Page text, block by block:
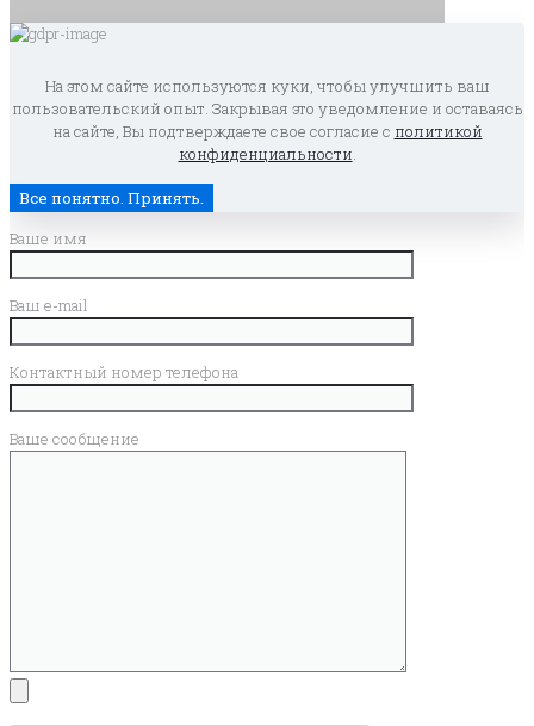
На этом сайте используются куки, чтобы улучшить ваш
пользовательский опыт. Закрывая это уведомление и оставаясь
на сайте, Вы подтверждаете свое согласие с политикой
конфиденциальности.
Все понятно. Принять.
Ваше имя
Ваш e-mail
Контактный номер телефона
Ваше сообщение